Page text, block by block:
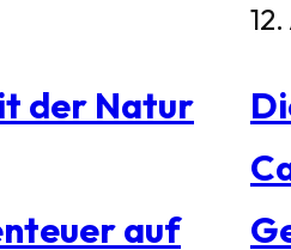
der Natur
auf